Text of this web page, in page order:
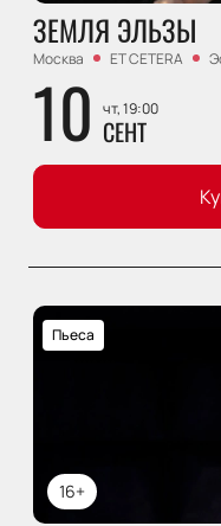
ЗЕМЛЯ ЭЛЬЗЫ
Москва ET CETERA
10 чт, 19:00
СЕНТ
16+
Пьеса